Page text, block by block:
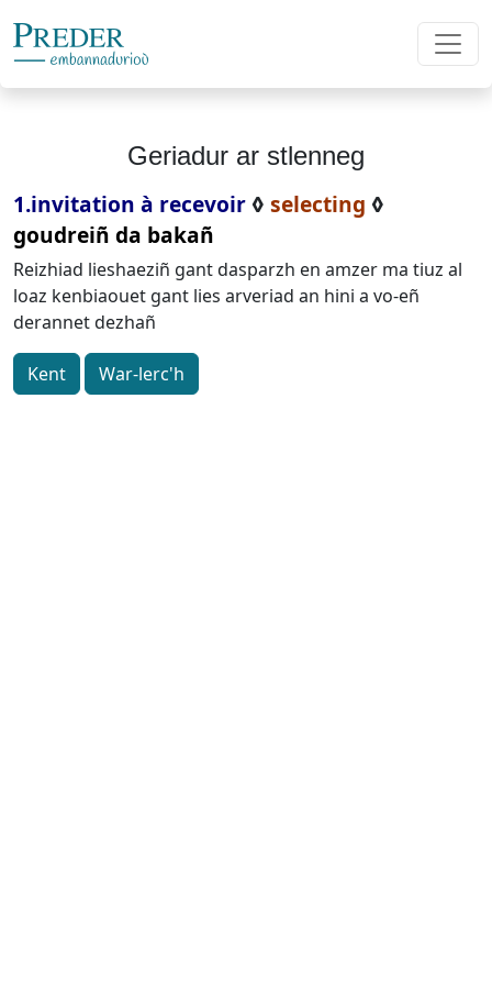
Geriadur ar stlenneg
1.invitation à recevoir ◊ selecting ◊
goudreiñ da bakañ
Reizhiad lieshaeziñ gant dasparzh en amzer ma tiuz al
loaz kenbiaouet gant lies arveriad an hini a vo-eñ
derannet dezhañ
Kent War-lerc'h